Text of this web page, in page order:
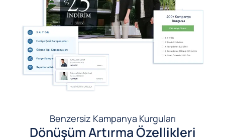
Benzersiz Kampanya Kurguları
Dönüşüm Artırma Özellikleri